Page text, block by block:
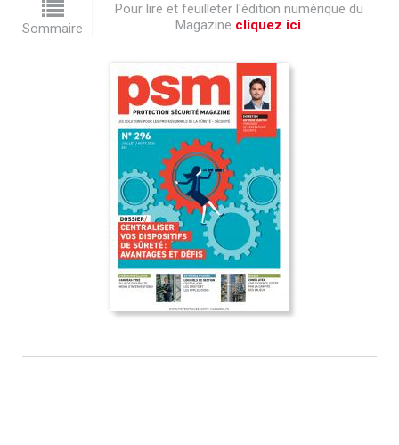
Sommaire
Pour lire et feuilleter l'édition numérique du
Magazine cliquez ici.